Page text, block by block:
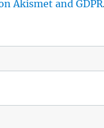
Akismet and GDPR